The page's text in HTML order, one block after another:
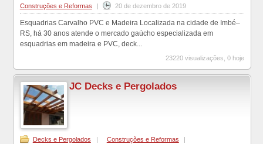
Construções e Reformas
| 20 de dezembro de 2019
Esquadrias Carvalho PVC e Madeira Localizada na cidade de Imbé–
RS, há 30 anos atende o mercado gaúcho especializada em
esquadrias em madeira e PVC, deck...
23220 visualizações, 0 hoje
JC Decks e Pergolados
Decks e Pergolados Construções e Reformas